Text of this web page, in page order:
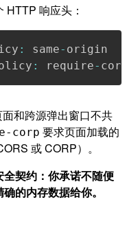
响应头：
: same- origin
: require- corp
和跨源弹出窗口不共
corp 要求页面加载的
或 CORP）。
契约：你承诺不随便
的内存数据给你。